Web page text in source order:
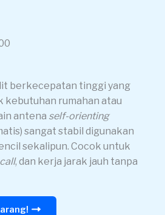
berkecepatan tinggi yang
kebutuhan rumahan atau
antena self-orienting
sangat stabil digunakan
sekalipun. Cocok untuk
, dan kerja jarak jauh tanpa